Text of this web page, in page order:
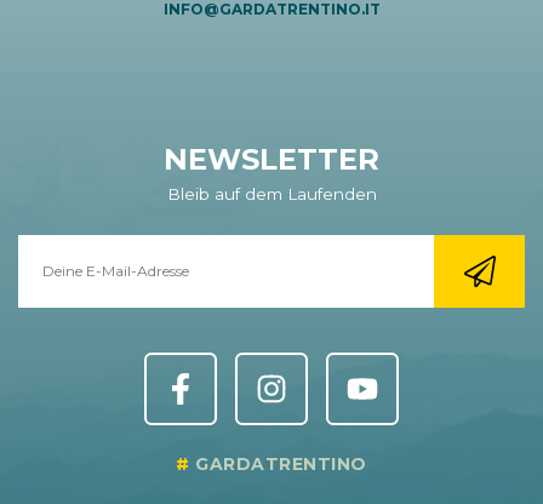
INFO@GARDATRENTINO.IT
NEWSLETTER
Bleib auf dem Laufenden
GARDATRENTINO